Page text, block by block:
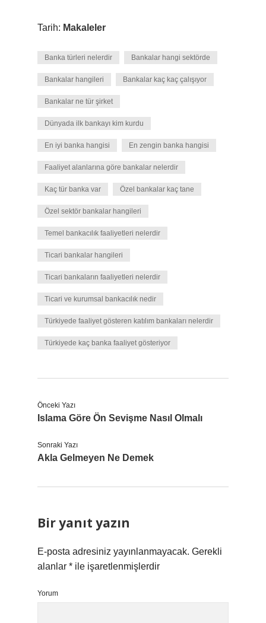
Tarih: Makaleler
Banka türleri nelerdir Bankalar hangi sektörde
Bankalar hangileri Bankalar kaç kaç çalışıyor
Bankalar ne tür şirket
Dünyada ilk bankayı kim kurdu
En iyi banka hangisi En zengin banka hangisi
Faaliyet alanlarına göre bankalar nelerdir
Kaç tür banka var Özel bankalar kaç tane
Özel sektör bankalar hangileri
Temel bankacılık faaliyetleri nelerdir
Ticari bankalar hangileri
Ticari bankaların faaliyetleri nelerdir
Ticari ve kurumsal bankacılık nedir
Türkiyede faaliyet gösteren katılım bankaları nelerdir
Türkiyede kaç banka faaliyet gösteriyor
Önceki Yazı
Islama Göre Ön Sevişme Nasıl Olmalı
Sonraki Yazı
Akla Gelmeyen Ne Demek
Bir yanıt yazın
E-posta adresiniz yayınlanmayacak. Gerekli
alanlar * ile işaretlenmişlerdir
Yorum